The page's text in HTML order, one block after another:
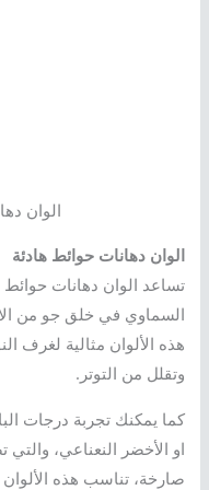
الوان
الوان دهانات حوائط هادئة
تساعد الوان دهانات حوائط
السماوي في خلق جو من
هذه الألوان مثالية لغرف
وتقلل من التوتر.
كما يمكنك تجربة درجات
او الأخضر النعناعي،
صارخة، تناسب هذه